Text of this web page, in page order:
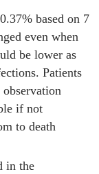
based on 7
even when
be lower as
Patients
if not
to death
in the